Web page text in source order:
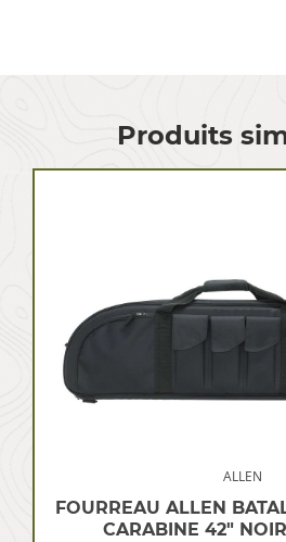
Produits
ALLEN
FOURREAU ALLEN
CARABINE 42″